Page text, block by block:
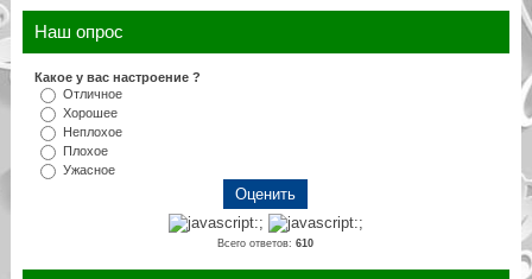
Наш опрос
Какое у вас настроение ?
Отличное
Хорошее
Неплохое
Плохое
Ужасное
Всего ответов:610